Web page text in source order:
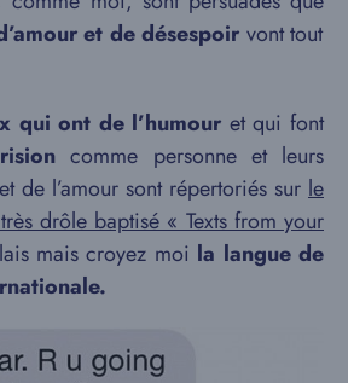
et de désespoir vont tout
qui ont de l’humour et qui font
comme personne et leurs
de l’amour sont répertoriés sur le
drôle baptisé « Texts from your
mais croyez moi la langue de